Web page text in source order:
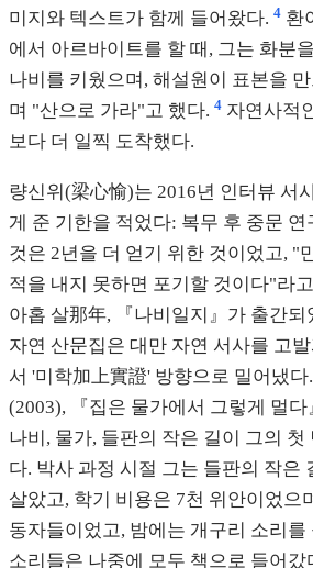
미지와 텍스트가 함께 들어왔다. 4 환
에서 아르바이트를 할 때, 그는 화분
나비를 키웠으며, 해설원이 표본을
며 "산으로 가라"고 했다. 4 자연사적
보다 더 일찍 도착했다.
량신위(梁心愉)는 2016년 인터뷰 서
게 준 기한을 적었다: 복무 후 중문
것은 2년을 더 얻기 위한 것이었고, "
적을 내지 못하면 포기할 것이다"라
아홉 살那年, 『나비일지』가 출간되
자연 산문집은 대만 자연 서사를 고
서 '미학加上實證' 방향으로 밀어냈다.
(2003), 『집은 물가에서 그렇게 멀
나비, 물가, 들판의 작은 길이 그의 첫
다. 박사 과정 시절 그는 들판의 작은
살았고, 학기 비용은 7천 위안이었으
동자들이었고, 밤에는 개구리 소리를
소리들은 나중에 모두 책으로 들어갔